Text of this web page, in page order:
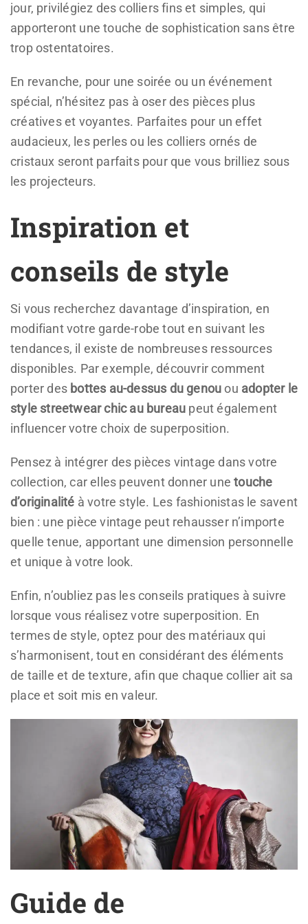
jour, privilégiez des colliers fins et simples, qui
apporteront une touche de sophistication sans être
trop ostentatoires.
En revanche, pour une soirée ou un événement
spécial, n’hésitez pas à oser des pièces plus
créatives et voyantes. Parfaites pour un effet
audacieux, les perles ou les colliers ornés de
cristaux seront parfaits pour que vous brilliez sous
les projecteurs.
Inspiration et
conseils de style
Si vous recherchez davantage d’inspiration, en
modifiant votre garde-robe tout en suivant les
tendances, il existe de nombreuses ressources
disponibles. Par exemple, découvrir comment
porter des bottes au-dessus du genouou adopter le
style streetwear chic au bureau peut également
influencer votre choix de superposition.
Pensez à intégrer des pièces vintage dans votre
collection, car elles peuvent donner unetouche
d’originalité à votre style. Les fashionistas le savent
bien : une pièce vintage peut rehausser n’importe
quelle tenue, apportant une dimension personnelle
et unique à votre look.
Enfin, n’oubliez pas les conseils pratiques à suivre
lorsque vous réalisez votre superposition. En
termes de style, optez pour des matériaux qui
s’harmonisent, tout en considérant des éléments
de taille et de texture, afin que chaque collier ait sa
place et soit mis en valeur.
Guide de